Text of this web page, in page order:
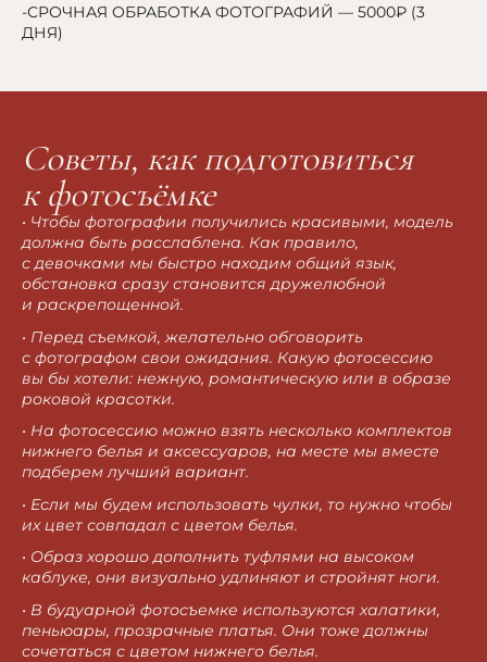
-СРОЧНАЯ ОБРАБОТКА ФОТОГРАФИЙ — 5000₽ (3
ДНЯ)
Советы, как подготовиться
к фотосъёмке
• Чтобы фотографии получились красивыми, модель
должна быть расслаблена. Как правило,
с девочками мы быстро находим общий язык,
обстановка сразу становится дружелюбной
и раскрепощенной.
• Перед съемкой, желательно обговорить
с фотографом свои ожидания. Какую фотосессию
вы бы хотели: нежную, романтическую или в образе
роковой красотки.
• На фотосессию можно взять несколько комплектов
нижнего белья и аксессуаров, на месте мы вместе
подберем лучший вариант.
• Если мы будем использовать чулки, то нужно чтобы
их цвет совпадал с цветом белья.
• Образ хорошо дополнить туфлями на высоком
каблуке, они визуально удлиняют и стройнят ноги.
• В будуарной фотосъемке используются халатики,
пеньюары, прозрачные платья. Они тоже должны
сочетаться с цветом нижнего белья.